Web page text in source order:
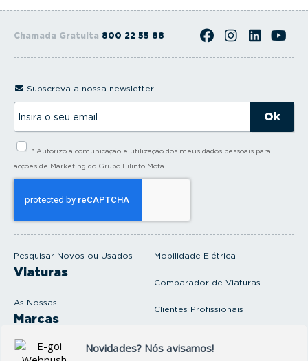
Chamada Gratuita 800 22 55 88
Pesquisar Novos ou Usados
Viaturas
As Nossas
Marcas
Produtos e serviços
Mobilidade Elétrica
Comparador de Viaturas
Clientes Profissionais
Subscreva a nossa newsletter
s
l
* Autorizo a comunicação e utilização dos meus dados pessoais para
acções de Marketing do Grupo Filinto Mota.